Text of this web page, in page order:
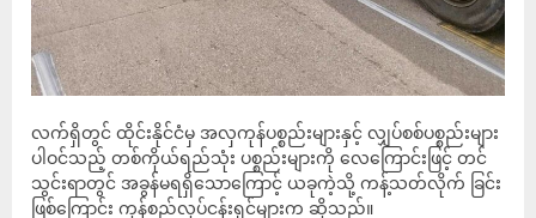
လက်ရှိတွင် ထိုင်းနိုင်ငံမှ အလှကုန်ပစ္စည်းများနှင့် လျှပ်စစ်ပစ္စည်းများ
ပါဝင်သည့် တစ်ကိုယ်ရည်သုံး ပစ္စည်းများကို လေကြောင်းဖြင့် တင်
သွင်းရာတွင် အခွန်မရရှိသောကြောင့် ယခုကဲ့သို့ ကန့်သတ်လိုက် ခြင်း
ဖြစ်ကြောင်း ကုန်စည်လုပ်ငန်းရှင်များက ဆိုသည်။